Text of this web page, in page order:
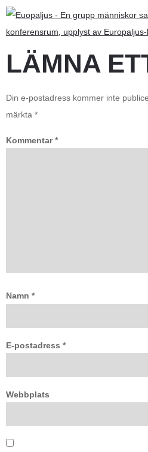
LÄMNA
Din e-postadress kommer inte
märkta *
Kommentar*
Namn *
E-postadress *
Webbplats